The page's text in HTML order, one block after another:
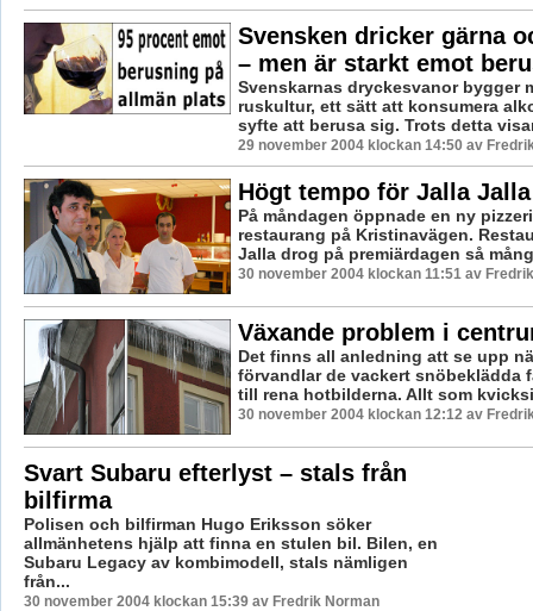
Svensken dricker gärna
– men är starkt emot
Svenskarnas dryckesvanor bygger
ruskultur, ett sätt att konsumera
syfte att berusa sig. Trots detta
29 november 2004 klockan 14:50 av
Högt tempo för Jalla Jalla
På måndagen öppnade en ny
restaurang på Kristinavägen.
Jalla drog på premiärdagen så
30 november 2004 klockan 11:51 av
Växande problem i
Det finns all anledning att se upp
förvandlar de vackert snöbeklädda
till rena hotbilderna. Allt som
30 november 2004 klockan 12:12 av
Svart Subaru efterlyst – stals från
bilfirma
Polisen och bilfirman Hugo Eriksson söker
allmänhetens hjälp att finna en stulen bil. Bilen, en
Subaru Legacy av kombimodell, stals nämligen
från...
30 november 2004 klockan 15:39 av Fredrik Norman